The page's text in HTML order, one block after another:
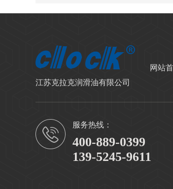
江苏克拉克润滑油有限公司
网站
服务热线：
400-889-0399
139-5245-9611